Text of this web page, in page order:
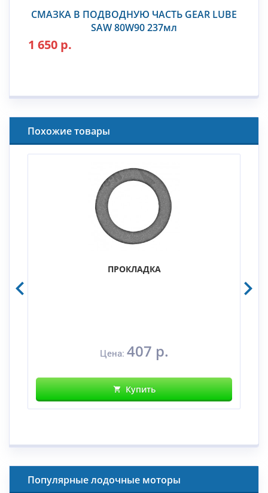
СМАЗКА В ПОДВОДНУЮ ЧАСТЬ GEAR LUBE
SAW 80W90 237мл
1 650 р.
Похожие товары
ПРОКЛАДКА
Цена: 407 р.
Купить
Популярные лодочные моторы